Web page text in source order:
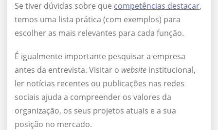
Se tiver dúvidas sobre que competências destacar,
temos uma lista prática (com exemplos) para
escolher as mais relevantes para cada função.
É igualmente importante pesquisar a empresa
antes da entrevista. Visitar o website institucional,
ler notícias recentes ou publicações nas redes
sociais ajuda a compreender os valores da
organização, os seus projetos atuais e a sua
posição no mercado.